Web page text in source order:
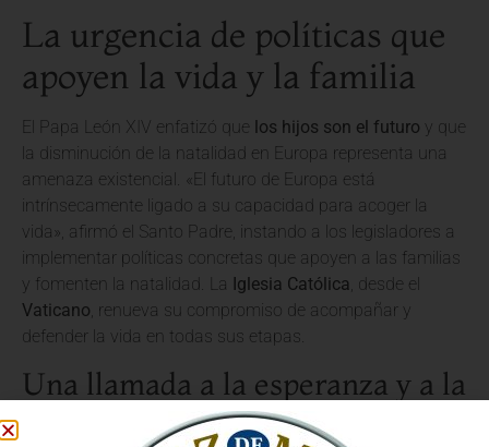
La urgencia de políticas que
apoyen la vida y la familia
El Papa León XIV enfatizó que los hijos son el futuro y que
la disminución de la natalidad en Europa representa una
amenaza existencial. «El futuro de Europa está
intrínsecamente ligado a su capacidad para acoger la
vida», afirmó el Santo Padre, instando a los legisladores a
implementar políticas concretas que apoyen a las familias
y fomenten la natalidad. La Iglesia Católica, desde el
Vaticano, renueva su compromiso de acompañar y
defender la vida en todas sus etapas.
Una llamada a la esperanza y a la
acción pastoral